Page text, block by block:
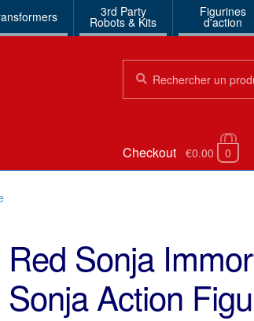
3rd Party
Robots & Kits
Figurines
d'action
Checkout €0.00 0
Red Sonja
Sonja Action